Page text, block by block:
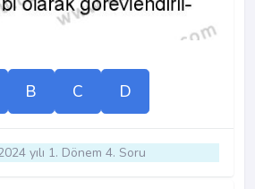
B C D
yılı 1. Dönem 4. Soru